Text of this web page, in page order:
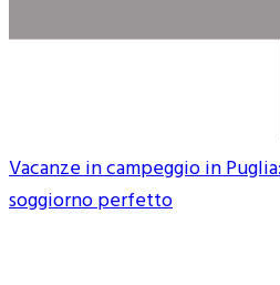
Vacanze in campeggio in
soggiorno perfetto